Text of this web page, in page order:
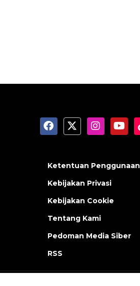
Ketentuan Penggunaan
Kebijakan Privasi
Kebijakan Cookie
Tentang Kami
Pedoman Media Siber
RSS